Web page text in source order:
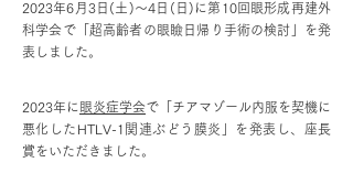
2023年6月3日(土)～4日(日)に第10回眼形成再建外
科学会で「超高齢者の眼瞼日帰り手術の検討」を発
表しました。
2023年に 眼炎症学会で「チアマゾール内服を契機に
悪化したHTLV-1関連ぶどう膜炎」を発表し、座長
賞をいただきました。